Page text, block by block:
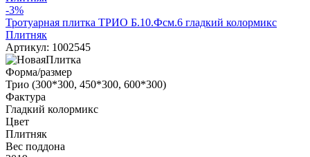
-3%
Тротуарная плитка ТРИО Б.10.Фсм.6 гладкий колормикс
Плитняк
Артикул: 1002545
Форма/размер
Трио (300*300, 450*300, 600*300)
Фактура
Гладкий колормикс
Цвет
Плитняк
Вес поддона